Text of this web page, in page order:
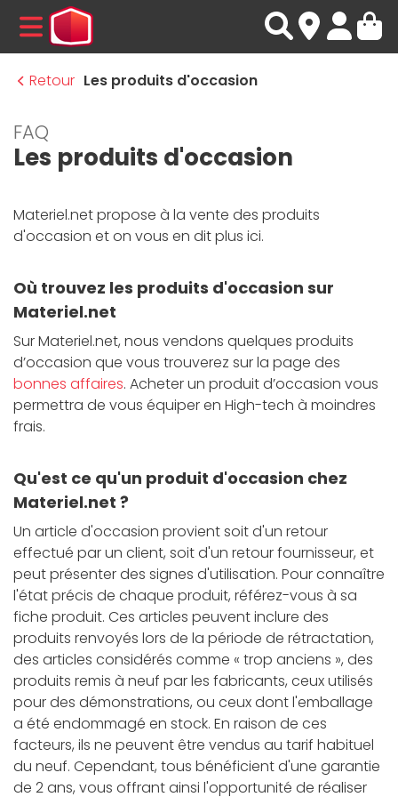
MENU
Retour Les produits d'occasion
FAQ
Les produits d'occasion
Materiel.net propose à la vente des produits
d'occasion et on vous en dit plus ici.
Où trouvez les produits d'occasion sur
Materiel.net
Sur Materiel.net, nous vendons quelques produits
d’occasion que vous trouverez sur la page des
bonnes affaires. Acheter un produit d’occasion vous
permettra de vous équiper en High-tech à moindres
frais.
Qu'est ce qu'un produit d'occasion chez
Materiel.net ?
Un article d'occasion provient soit d'un retour
effectué par un client, soit d'un retour fournisseur, et
peut présenter des signes d'utilisation. Pour connaître
l'état précis de chaque produit, référez-vous à sa
fiche produit. Ces articles peuvent inclure des
produits renvoyés lors de la période de rétractation,
des articles considérés comme « trop anciens », des
produits remis à neuf par les fabricants, ceux utilisés
pour des démonstrations, ou ceux dont l'emballage
a été endommagé en stock. En raison de ces
facteurs, ils ne peuvent être vendus au tarif habituel
du neuf. Cependant, tous bénéficient d'une garantie
de 2 ans, vous offrant ainsi l'opportunité de réaliser